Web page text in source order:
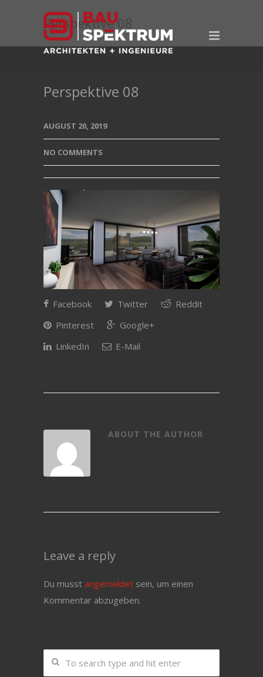
Perspektive 08
Perspektive 08
AUGUST 20, 2019
NO COMMENTS
Facebook Twitter
Reddit
Pinterest
Google+
LinkedIn
E-Mail
ABOUT THE AUTHOR
Leave a reply
Du musst angemeldet sein, um einen
Kommentar abzugeben.